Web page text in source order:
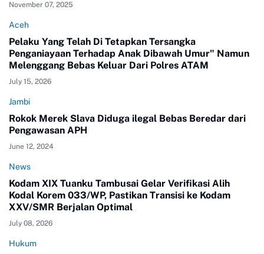
November 07, 2025
Aceh
Pelaku Yang Telah Di Tetapkan Tersangka
Penganiayaan Terhadap Anak Dibawah Umur" Namun
Melenggang Bebas Keluar Dari Polres ATAM
July 15, 2026
Jambi
Rokok Merek Slava Diduga ilegal Bebas Beredar dari
Pengawasan APH
June 12, 2024
News
Kodam XIX Tuanku Tambusai Gelar Verifikasi Alih
Kodal Korem 033/WP, Pastikan Transisi ke Kodam
XXV/SMR Berjalan Optimal
July 08, 2026
Hukum